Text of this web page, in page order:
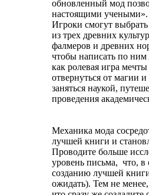
обновленный мод
настоящими учеными».
Игроки смогут
из трех древних
фалмеров и древних
чтобы написать по
как ролевая игра мечты
отвернуться от магии
заняться наукой,
проведения
Механика мода
лучшей книги и
Проводите больше
уровень письма, что, в
созданию лучшей
ожидать). Тем не